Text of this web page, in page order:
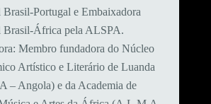
Portugal e Embaixadora
Brasil-África pela ALSPA.
Membro fundadora do Núcleo
Artístico e Literário de Luanda
– Angola) e da Academia de